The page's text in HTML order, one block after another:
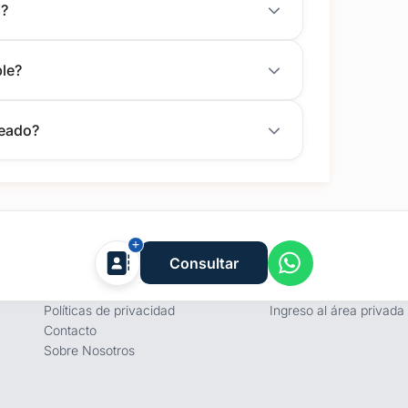
Consultar
Empresa
Términos y condiciones
Políticas de privacidad
Contacto
Sobre Nosotros
Proveedores
Registro de proveedores
Ingreso al área privada